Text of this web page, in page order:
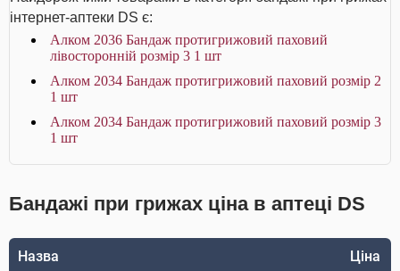
інтернет-аптеки DS є:
Алком 2036 Бандаж протигрижовий паховий
лівосторонній розмір 3 1 шт
Алком 2034 Бандаж протигрижовий паховий розмір 2
1 шт
Алком 2034 Бандаж протигрижовий паховий розмір 3
1 шт
Бандажі при грижах ціна в аптеці DS
Назва Ціна